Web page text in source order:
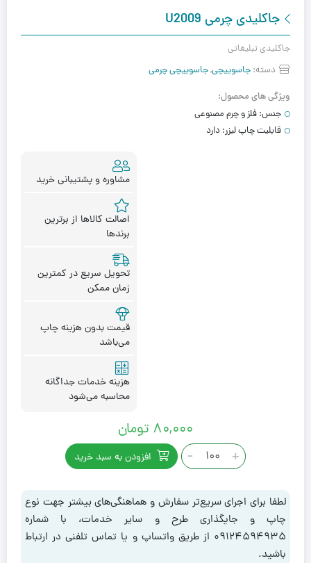
جاکلیدی چرمی U2009
جاکلیدی تبلیغاتی
دسته: جاسوییچی,جاسوییچی چرمی
ویژگی های محصول:
جنس: فلز و چرم مصنوعی
قابلیت چاپ لیزر: دارد
مشاوره و پشتیبانی خرید
اصالت کالاها از برترین
برندها
تحویل سریع در کمترین
زمان ممکن
قیمت بدون هزینه چاپ
می‌باشد
هزینه خدمات جداگانه
محاسبه می‌شود
۸۰,۰۰۰ تومان
+
جاکلیدی
چرمی
عدد
- افزودن به سبد خرید
لطفا برای اجرای سریع‌تر سفارش و هماهنگی‌های بیشتر جهت نوع
چاپ و جایگذاری طرح و سایر خدمات، با شماره
۰۹۱۲۴۵۹۴۹۳۵ از طریق واتساپ و یا تماس تلفنی در ارتباط
باشید.